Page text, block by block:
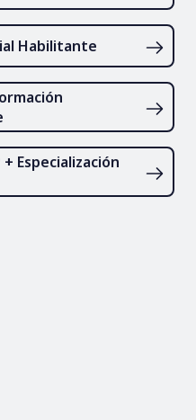
Habilitante
Especialización